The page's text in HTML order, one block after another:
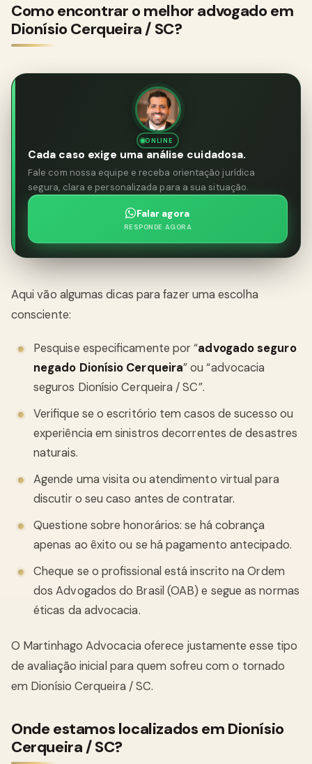
Como encontrar o melhor advogado em
Dionísio Cerqueira / SC?
ONLINE
Cada caso exige uma análise cuidadosa.
Fale com nossa equipe e receba orientação jurídica
segura, clara e personalizada para a sua situação.
Falar agora
RESPONDE AGORA
Aqui vão algumas dicas para fazer uma escolha
consciente:
Pesquise especificamente por “advogado seguro
negado Dionísio Cerqueira” ou “advocacia
seguros Dionísio Cerqueira / SC”.
Verifique se o escritório tem casos de sucesso ou
experiência em sinistros decorrentes de desastres
naturais.
Agende uma visita ou atendimento virtual para
discutir o seu caso antes de contratar.
Questione sobre honorários: se há cobrança
apenas ao êxito ou se há pagamento antecipado.
Cheque se o profissional está inscrito na Ordem
dos Advogados do Brasil (OAB) e segue as normas
éticas da advocacia.
O Martinhago Advocacia oferece justamente esse tipo
de avaliação inicial para quem sofreu com o tornado
em Dionísio Cerqueira / SC.
Onde estamos localizados em Dionísio
Cerqueira / SC?